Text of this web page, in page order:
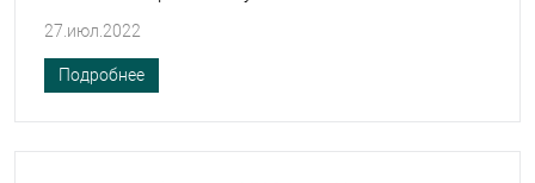
27.июл.2022
Подробнее